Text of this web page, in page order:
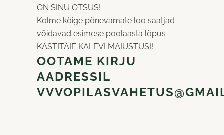
ON SINU OTSUS!
Kolme kõige põnevamate loo saatjad
võidavad esimese poolaasta lõpus
KASTITÄIE KALEVI MAIUSTUSI!
OOTAME KIRJU
AADRESSIL